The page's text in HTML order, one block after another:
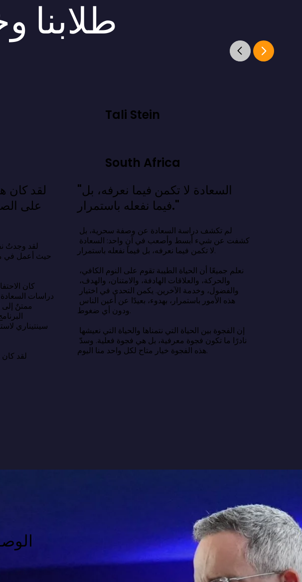
طلابنا
على
Tali Stein
South Africa
"السعادة لا تكمن فيما نعرفه، بل
فيما نفعله باستمرار."
لا تكمن فيما نعرفه، بل فيما نفعله باستمرار.
ودون أي ضغوط.
هذه الفجوة خيار متاح لكل واحد منا اليوم.